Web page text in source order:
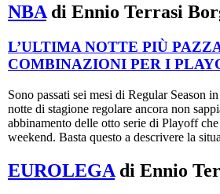
NBA di Ennio Terrasi
L’ULTIMA NOTTE PIÙ
COMBINAZIONI PER I
Sono passati sei mesi di Regular Season
notte di stagione regolare ancora non
abbinamento delle otto serie di Playoff
weekend. Basta questo a descrivere la
EUROLEGA di Ennio